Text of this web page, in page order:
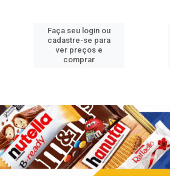
Faça seu login ou
cadastre-se para
ver preços e
comprar